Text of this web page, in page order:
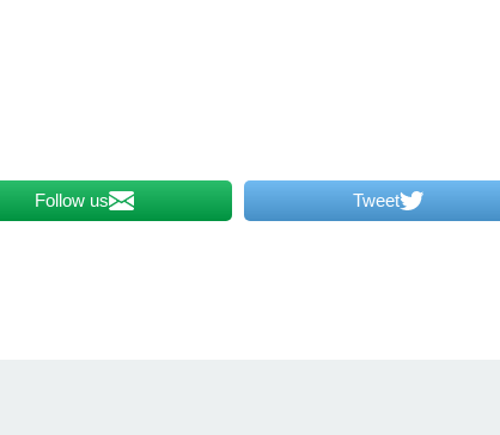
Tweet
Follow us